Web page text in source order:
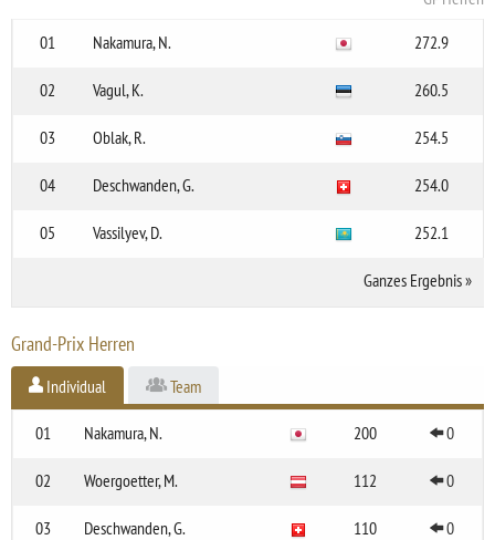
01
Nakamura, N. 272.9
02 Vagul, K. 260.5
03 Oblak, R. 254.5
04 Deschwanden, G. 254.0
05 Vassilyev, D. 252.1
Ganzes Ergebnis»
Grand-Prix Herren
Individual Team
01 Nakamura, N. 200 0
02 Woergoetter, M. 112 0
03 Deschwanden, G. 110 0